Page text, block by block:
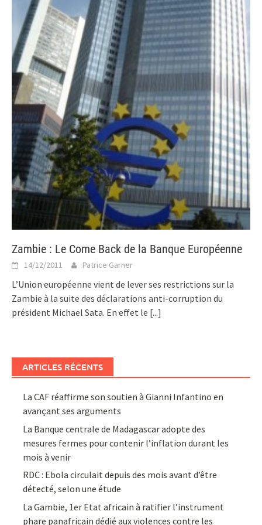
Zambie : Le Come Back de la Banque Européenne
14/12/2011 Patrice Garner
L’Union européenne vient de lever ses restrictions sur la
Zambie à la suite des déclarations anti-corruption du
président Michael Sata. En effet le [...]
ARTICLES RÉCENTS
La CAF réaffirme son soutien à Gianni Infantino en
avançant ses arguments
La Banque centrale de Madagascar adopte des
mesures fermes pour contenir l’inflation durant les
mois à venir
RDC : Ebola circulait depuis des mois avant d’être
détecté, selon une étude
La Gambie, 1er Etat africain à ratifier l’instrument
phare panafricain dédié aux violences contre les